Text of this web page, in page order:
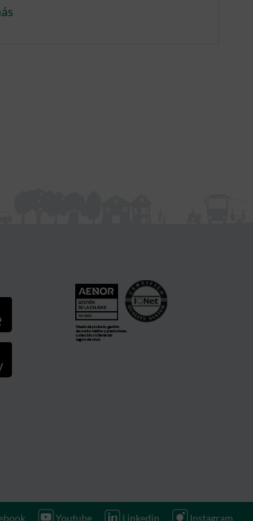
Youtube Linkedin Instagram